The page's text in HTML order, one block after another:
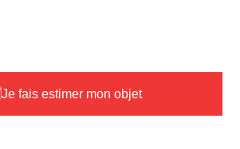
Je fais estimer mon objet